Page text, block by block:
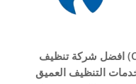
شركة كلين للتنظيف (Clean KSA) افضل شركة تنظيف
التنظيف العميق